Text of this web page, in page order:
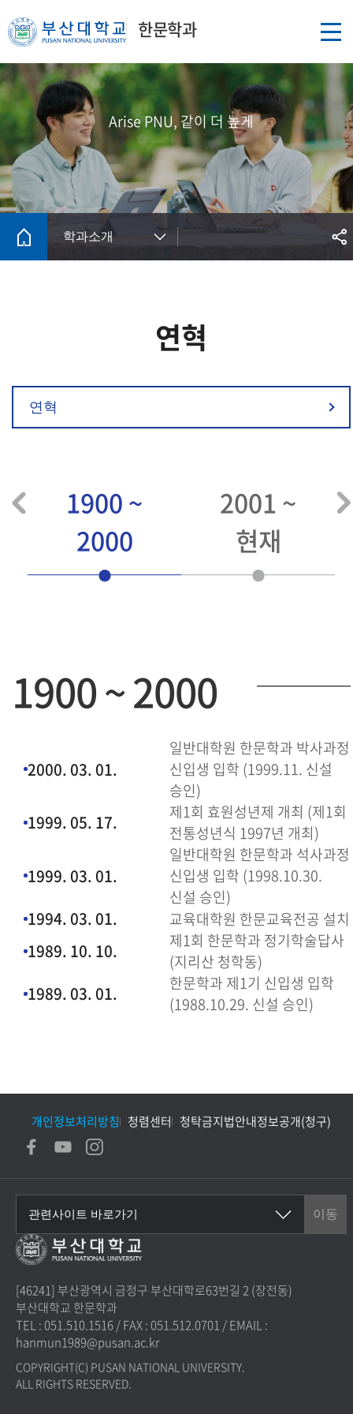
한문학과
Arise PNU, 같이 더 높게
학과소개
연혁
연혁
1900 ~
2000
2001 ~
현재
1900 ~ 2000
2000. 03. 01.
일반대학원 한문학과 박사과정
신입생 입학 (1999.11. 신설
승인)
1999. 05. 17.
제1회 효원성년제 개최 (제1회
전통성년식 1997년 개최)
1999. 03. 01.
일반대학원 한문학과 석사과정
신입생 입학 (1998.10.30.
신설 승인)
1994. 03. 01. 교육대학원 한문교육전공 설치
1989. 10. 10.
제1회 한문학과 정기학술답사
(지리산 청학동)
1989. 03. 01.
한문학과 제1기 신입생 입학
(1988.10.29. 신설 승인)
개인정보처리방침 청렴센터 청탁금지법안내정보공개(청구)
[46241] 부산광역시 금정구 부산대학로63번길 2 (장전동)
부산대학교 한문학과
TEL : 051.510.1516/FAX : 051.512.0701 /EMAIL :
hanmun1989@pusan.ac.kr
COPYRIGHT(C) PUSAN NATIONAL UNIVERSITY.
ALL RIGHTS RESERVED.